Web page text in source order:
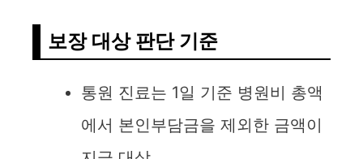
보장 대상 판단 기준
통원 진료는 1일 기준 병원비 총액
에서 본인부담금을 제외한 금액이